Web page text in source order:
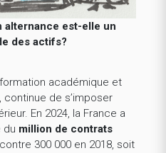
alternance est-elle un
des actifs?
académique et
de s’imposer
En 2024, la France a
du million de contrats
300 000 en 2018, soit